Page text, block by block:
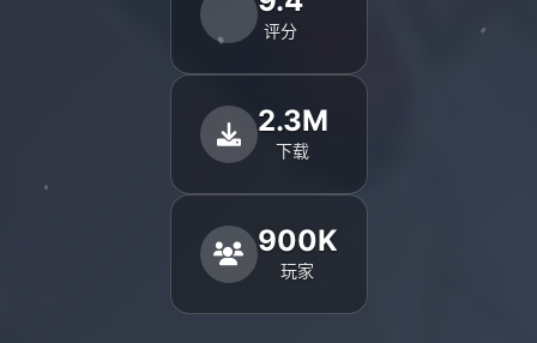
评分
2.3M
下载
900K
玩家